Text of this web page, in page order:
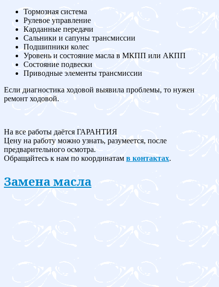
Тормозная система
Рулевое управление
Карданные передачи
Сальники и сапуны трансмиссии
Подшипники колес
Уровень и состояние масла в МКПП или АКПП
Состояние подвески
Приводные элементы трансмиссии
Если диагностика ходовой выявила проблемы, то нужен
ремонт ходовой.
На все работы даётся ГАРАНТИЯ
Цену на работу можно узнать, разумеется, после
предварительного осмотра.
Обращайтесь к нам по координатам в контактах.
Замена масла